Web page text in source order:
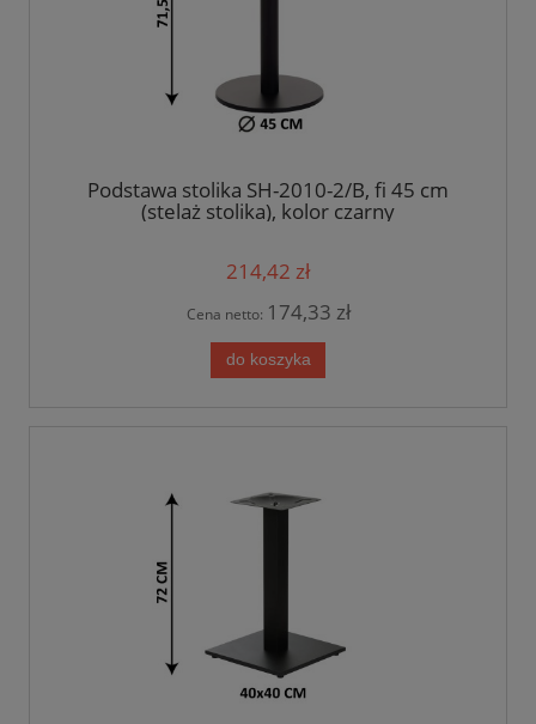
Podstawa stolika SH-2010-2/B, fi 45 cm
(stelaż stolika), kolor czarny
214,42 zł
Cena netto: 174,33 zł
do koszyka